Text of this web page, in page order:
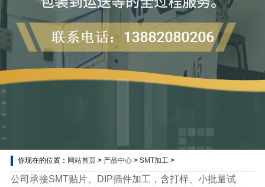
你现在的位置： 网站首页 > 产品中心 >SMT加工 >
SMT加工
公司承接SMT贴片、DIP插件加工，含打样、小批量试